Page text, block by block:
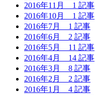
2016年11月 1 記事
2016年10月 1 記事
2016年7月 1 記事
2016年6月 2 記事
2016年5月 11 記事
2016年4月 14 記事
2016年3月 8 記事
2016年2月 2 記事
2016年1月 4 記事